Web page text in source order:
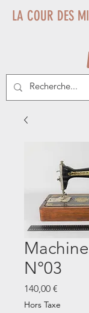
LA COUR DES
N°03
140,00 €
Hors Taxe